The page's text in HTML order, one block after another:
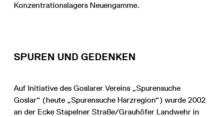
Konzentrationslagers Neuengamme.
SPUREN UND GEDENKEN
Auf Initiative des Goslarer Vereins „Spurensuche
Goslar“ (heute „Spurensuche Harzregion“) wurde 2002
an der Ecke Stapelner Straße/Grauhöfer Landwehr in